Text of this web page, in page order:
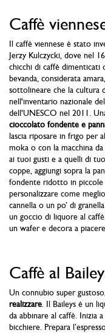
Caffè
Il caffè viennese è stato
Jerzy Kulczycki, dove nel
chicchi di caffè dimenticati
bevanda, considerata
sottolineare che la cultura
nell'inventario nazionale
dell'UNESCO nel 2011.
cioccolato fondente e
lascia riposare in frigo per
moka o con la macchina
ai tuoi gusti e a quelli di
coppe, aggiungi sopra la
fondente ridotto in piccole
personalizzare come
cannella o un po’ di
un goccio di liquore al
un wafer e decora a
Caffè al
Un connubio super
realizzare. Il Baileys è un
da abbinare al caffè. Inizia
bicchiere. Prepara